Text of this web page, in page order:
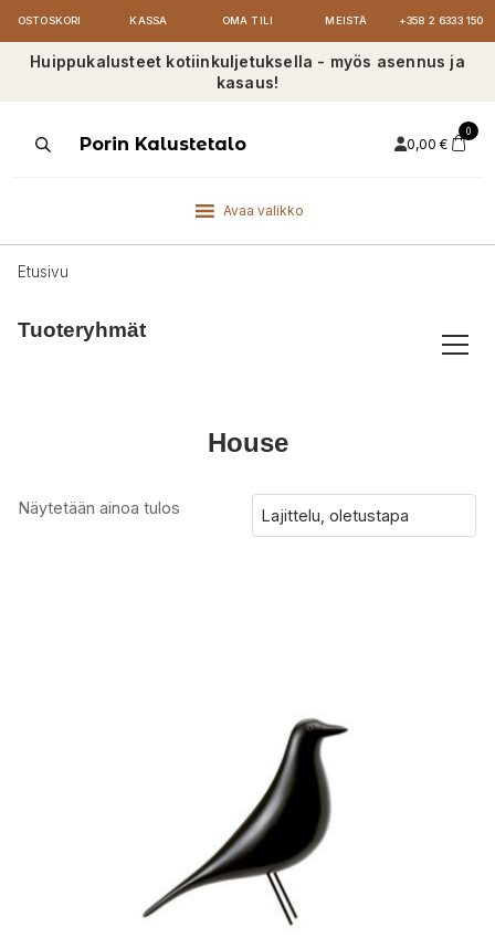
OSTOSKORI KASSA OMA TILI MEISTÄ +358 2 6333 150
Huippukalusteet kotiinkuljetuksella - myös asennus ja
kasaus!
ProductsPorin Kalustetalo 0,00 €
0
Avaa valikko
Etusivu
Tuoteryhmät
House
Näytetään ainoa tulos